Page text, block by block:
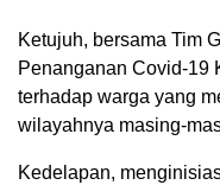
Ketujuh, bersama Tim
Penanganan Covid-19
terhadap warga yang
wilayahnya masing-
Kedelapan,